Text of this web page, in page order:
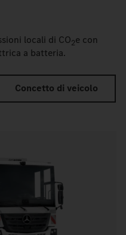
locali di CO2e con
a batteria.
Concetto di veicolo